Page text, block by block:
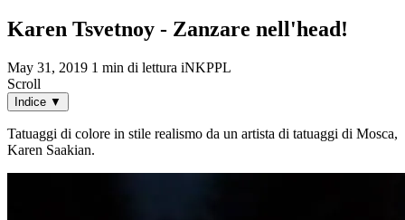
Karen Tsvetnoy - Zanzare nell'head!
May 31, 2019 1 min di lettura iNKPPL
Scroll
Indice ▼
Tatuaggi di colore in stile realismo da un artista di tatuaggi di Mosca,
Karen Saakian.